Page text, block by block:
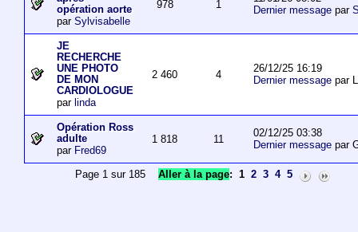
opération aorte
par Sylvisabelle
978 1
Dernier messagepar
JE
RECHERCHE
UNE PHOTO
DE MON
CARDIOLOGUE
par linda
2 460 4
26/12/25 16:19
Dernier messagepar
Opération Ross
adulte
par Fred69
1 818 11
02/12/25 03:38
Dernier messagepar
Page 1 sur 185Aller à la page: 1 2 3 4 5